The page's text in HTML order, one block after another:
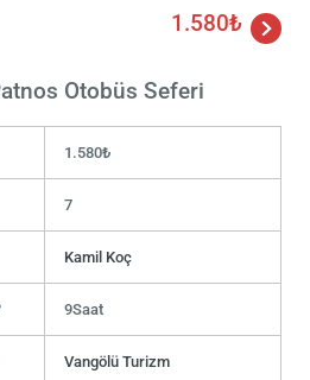
1.580₺
Otobüs Seferi
1.580₺
7
Kamil Koç
9Saat
Vangölü Turizm